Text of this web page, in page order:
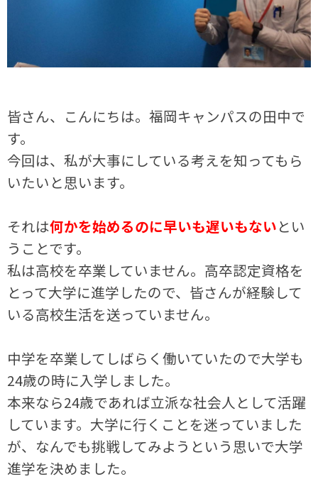
皆さん、こんにちは。福岡キャンパスの田中で
す。
今回は、私が大事にしている考えを知ってもら
いたいと思います。
それは何かを始めるのに早いも遅いもないとい
うことです。
私は高校を卒業していません。高卒認定資格を
とって大学に進学したので、皆さんが経験して
いる高校生活を送っていません。
中学を卒業してしばらく働いていたので大学も
24歳の時に入学しました。
本来なら24歳であれば立派な社会人として活躍
しています。大学に行くことを迷っていました
が、なんでも挑戦してみようという思いで大学
進学を決めました。